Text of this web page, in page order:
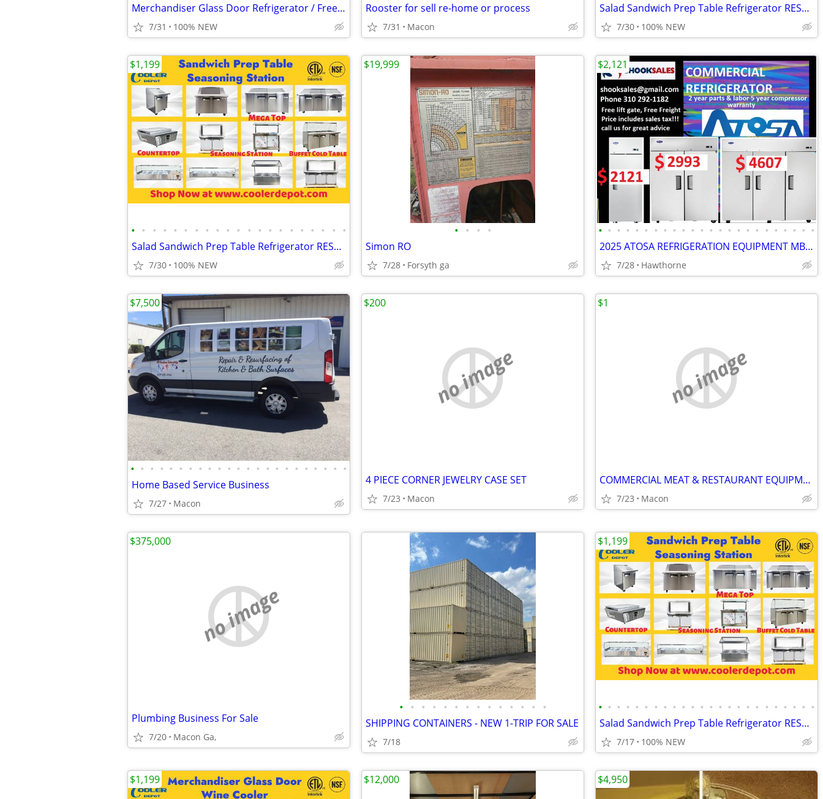
Merchandiser Glass Door Refrigerator / Freezer / Wine Cooler
7/31 100% NEW
Rooster for sell re-home or process
7/31 Macon
Salad Sandwich Prep Table Refrigerator RESTAURANT EQUIPMENT
7/30 100% NEW
• • • • • • • • • • • • • • • • • • • • •
Salad Sandwich Prep Table Refrigerator RESTAURANT EQUIPMENT
7/30 100% NEW
$1,199
• • • •
Simon RO
7/28 Forsyth ga
$19,999
• • • • • • • • • • • • • • • • • • • • • • • •
2025 ATOSA REFRIGERATION EQUIPMENT MBF8004GR
7/28 Hawthorne
$2,121
• • • • • • • • • • • • • • • • • • • • • • •
Home Based Service Business
7/27 Macon
$7,500
no image
4 PIECE CORNER JEWELRY CASE SET
7/23 Macon
$200
no image
COMMERCIAL MEAT & RESTAURANT EQUIPMENT
7/23 Macon
$1
no image
Plumbing Business For Sale
7/20 Macon Ga,
$375,000
• • • • • • • • • • • • • •
SHIPPING CONTAINERS - NEW 1-TRIP FOR SALE
7/18
• • • • • • • • • • • • • • • • • • • • • • • •
Salad Sandwich Prep Table Refrigerator RESTAURANT EQUIPMENT
7/17 100% NEW
$1,199
$1,199 $12,000 $4,950